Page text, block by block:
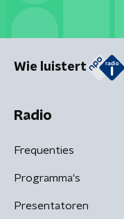
Wie luistert
Radio
Frequenties
Programma's
Presentatoren